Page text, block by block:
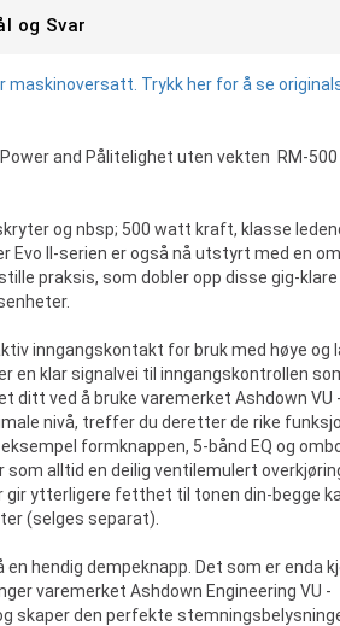
og Svar
maskinoversatt. Trykk her for å se
and Pålitelighet uten vekten RM-500
og nbsp; 500 watt kraft, klasse
Evo II-serien er også nå utstyrt med en
praksis, som dobler opp disse gig-klare
inngangskontakt for bruk med høye og
klar signalvei til inngangskontrollen
ditt ved å bruke varemerket Ashdown VU -
nivå, treffer du deretter de rike
formknappen, 5-bånd EQ og
som alltid en deilig ventilemulert
gir ytterligere fetthet til tonen din-begge
(selges separat).
en hendig dempeknapp. Det som er enda
varemerket Ashdown Engineering VU -
skaper den perfekte